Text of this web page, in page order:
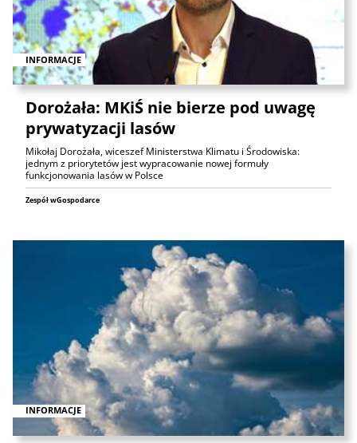
INFORMACJE
Dorożała: MKiŚ nie bierze pod uwagę
prywatyzacji lasów
Mikołaj Dorożała, wiceszef Ministerstwa Klimatu i Środowiska:
jednym z priorytetów jest wypracowanie nowej formuły
funkcjonowania lasów w Polsce
Zespół wGospodarce
INFORMACJE